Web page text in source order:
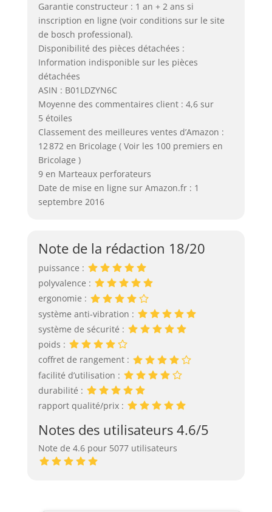
Garantie constructeur : 1 an + 2 ans si
inscription en ligne (voir conditions sur le site
de bosch professional).
Disponibilité des pièces détachées :
Information indisponible sur les pièces
détachées
ASIN : B01LDZYN6C
Moyenne des commentaires client : 4,6 sur
5 étoiles
Classement des meilleures ventes d’Amazon :
12 872 en Bricolage ( Voir les 100 premiers en
Bricolage )
9 en Marteaux perforateurs
Date de mise en ligne sur Amazon.fr : 1
septembre 2016
Note de la rédaction 18/20
puissance :
polyvalence :
ergonomie :
système anti-vibration :
système de sécurité :
poids :
coffret de rangement :
facilité d’utilisation :
durabilité :
rapport qualité/prix :
Notes des utilisateurs 4.6/5
Note de 4.6 pour 5077 utilisateurs